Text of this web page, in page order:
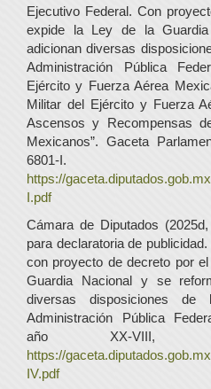
Ejecutivo Federal. Con
expide la Ley de la
adicionan diversas
Administración Pública
Ejército y Fuerza Aérea
Militar del Ejército y Fuerza
Ascensos y Recompensas
Mexicanos”. Gaceta
6801-I.
https://
I.pdf
Cámara de Diputados
para declaratoria de
con proyecto de decreto por
Guardia Nacional y se
diversas disposiciones
Administración Pública
año XX-VIII,
https://
IV.pdf